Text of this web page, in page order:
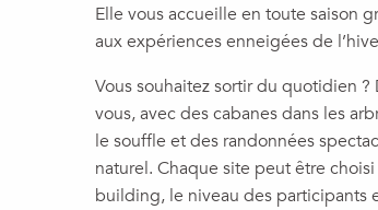
Elle vous accueille en toute saison
aux expériences enneigées de
Vous souhaitez sortir du quotidien
vous, avec des cabanes dans les
le souffle et des randonnées
naturel. Chaque site peut être
building, le niveau des participants